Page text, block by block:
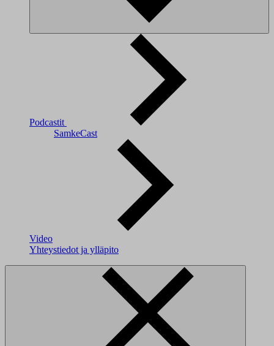
Podcastit
SamkeCast
Video
Yhteystiedot ja ylläpito